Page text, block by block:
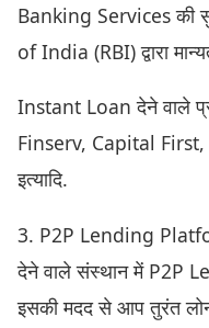
Banking Services की
of India (RBI) द्वारा
Instant Loan देने वाले
Finserv, Capital
इत्यादि.
3. P2P Lending
देने वाले संस्थान में P2P
इसकी मदद से आप तुरंत